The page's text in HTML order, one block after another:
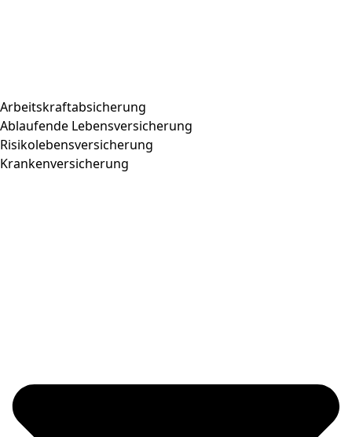
Arbeitskraftabsicherung
Ablaufende Lebensversicherung
Risikolebensversicherung
Krankenversicherung